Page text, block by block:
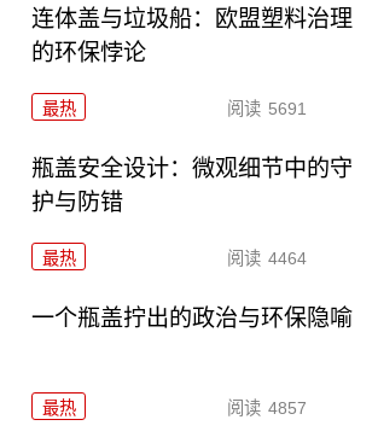
连体盖与垃圾船：欧盟塑料治理
的环保悖论
最热 阅读 5691
瓶盖安全设计：微观细节中的守
护与防错
最热 阅读 4464
一个瓶盖拧出的政治与环保隐喻
最热 阅读 4857